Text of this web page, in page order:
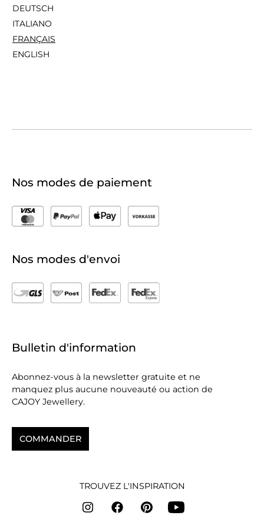
DEUTSCH
ITALIANO
FRANÇAIS
ENGLISH
Nos modes de paiement
Nos modes d'envoi
Bulletin d'information
Abonnez-vous à la newsletter gratuite et ne
manquez plus aucune nouveauté ou action de
CAJOY Jewellery.
COMMANDER
TROUVEZ L'INSPIRATION